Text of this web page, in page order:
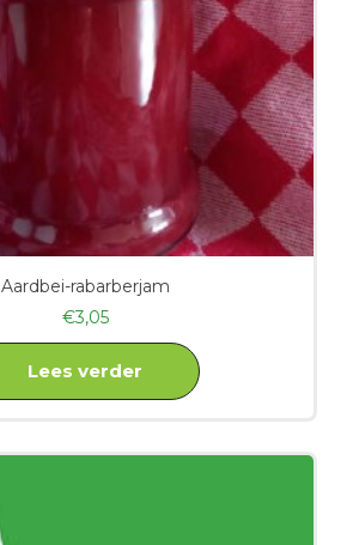
Aardbei-rabarberjam
€3,05
Lees verder